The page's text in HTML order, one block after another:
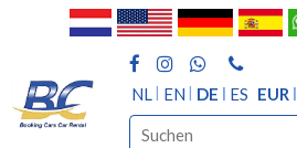
NL EN DE ES EUR